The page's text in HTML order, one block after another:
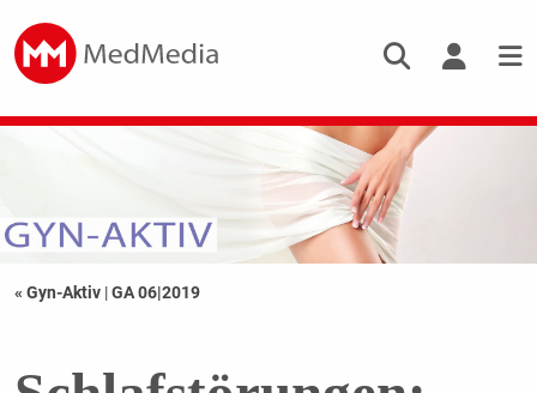
« Gyn-Aktiv |GA 06|2019